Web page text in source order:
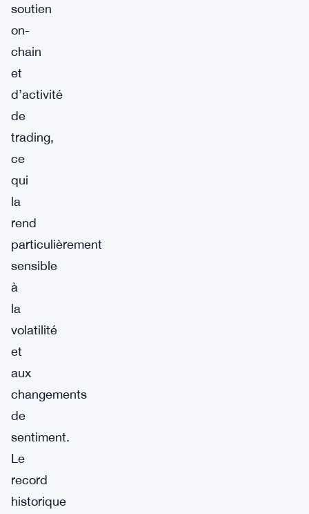
soutien
on-
chain
et
d’activité
de
trading,
ce
qui
la
rend
particulièrement
sensible
à
la
volatilité
et
aux
changements
de
sentiment.
Le
record
historique